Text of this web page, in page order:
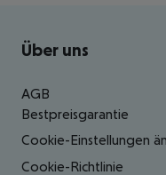
Footer
Über uns
AGB
Bestpreisgarantie
Cookie-Einstellungen
Cookie-Richtlinie